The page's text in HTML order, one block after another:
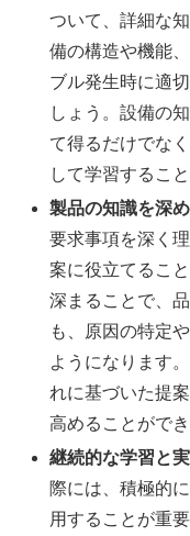
ついて、詳細な
備の構造や機能
ブル発生時に適
しょう。設備の
て得るだけでな
して学習するこ
製品の知識を深
要求事項を深く
案に役立てるこ
深まることで、
も、原因の特定
ようになります
れに基づいた提
高めることができ
継続的な学習と
際には、積極的
用することが重